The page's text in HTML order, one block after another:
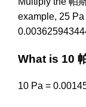
example, 25
What is 10
10 Pa =